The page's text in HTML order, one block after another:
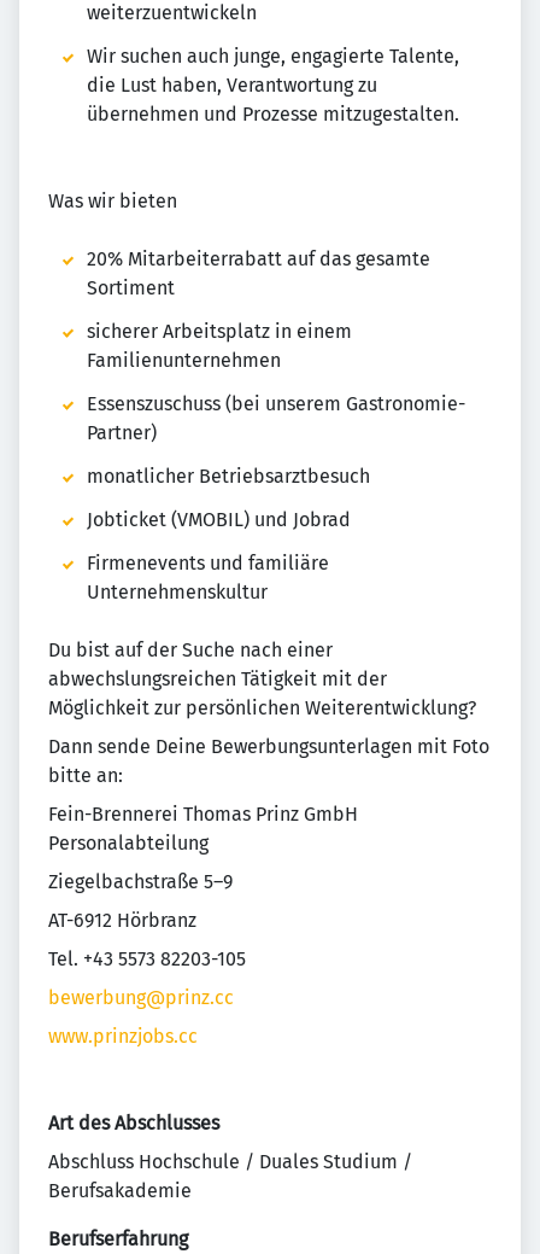
weiterzuentwickeln
Wir suchen auch junge, engagierte Talente,
die Lust haben, Verantwortung zu
übernehmen und Prozesse mitzugestalten.
Was wir bieten
20% Mitarbeiterrabatt auf das gesamte
Sortiment
sicherer Arbeitsplatz in einem
Familienunternehmen
Essenszuschuss (bei unserem Gastronomie-
Partner)
monatlicher Betriebsarztbesuch
Jobticket (VMOBIL) und Jobrad
Firmenevents und familiäre
Unternehmenskultur
Du bist auf der Suche nach einer
abwechslungsreichen Tätigkeit mit der
Möglichkeit zur persönlichen Weiterentwicklung?
Dann sende Deine Bewerbungsunterlagen mit Foto
bitte an:
Fein-Brennerei Thomas Prinz GmbH
Personalabteilung
Ziegelbachstraße 5–9
AT-6912 Hörbranz
Tel. +43 5573 82203-105
bewerbung@prinz.cc
www.prinzjobs.cc
Art des Abschlusses
Abschluss Hochschule / Duales Studium /
Berufsakademie
Berufserfahrung